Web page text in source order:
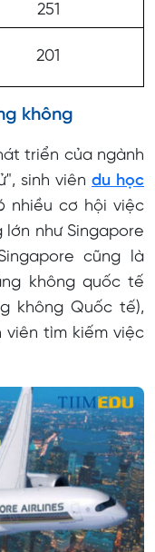
251
201
không
triển của ngành
sinh viên du học
nhiều cơ hội việc
như Singapore
cũng là
không quốc tế
không Quốc tế),
tìm kiếm việc